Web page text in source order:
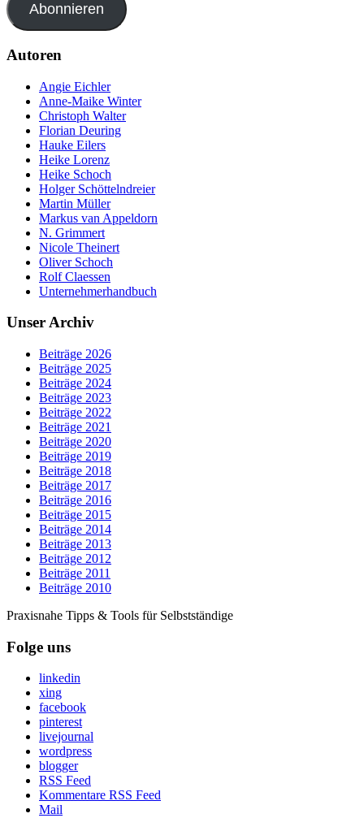
Abonnieren
Autoren
Angie Eichler
Anne-Maike Winter
Christoph Walter
Florian Deuring
Hauke Eilers
Heike Lorenz
Heike Schoch
Holger Schöttelndreier
Martin Müller
Markus van Appeldorn
N. Grimmert
Nicole Theinert
Oliver Schoch
Rolf Claessen
Unternehmerhandbuch
Unser Archiv
Beiträge 2026
Beiträge 2025
Beiträge 2024
Beiträge 2023
Beiträge 2022
Beiträge 2021
Beiträge 2020
Beiträge 2019
Beiträge 2018
Beiträge 2017
Beiträge 2016
Beiträge 2015
Beiträge 2014
Beiträge 2013
Beiträge 2012
Beiträge 2011
Beiträge 2010
Praxisnahe Tipps & Tools für Selbstständige
Folge uns
linkedin
xing
facebook
pinterest
livejournal
wordpress
blogger
RSS Feed
Kommentare RSS Feed
Mail